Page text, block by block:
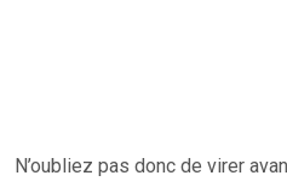
N’oubliez pas donc de virer